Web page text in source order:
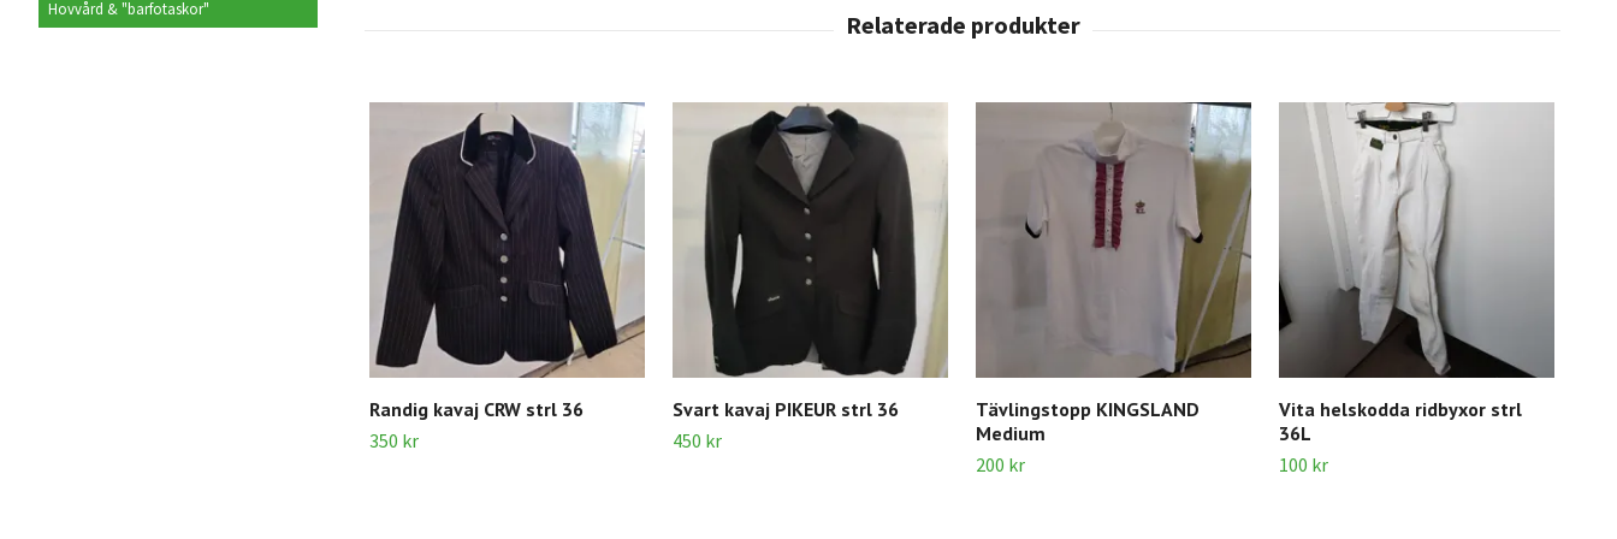
Hovvård & "barfotaskor"
Randig kavaj CRW strl 36
350 kr
Svart kavaj PIKEUR strl 36
450 kr
Tävlingstopp KINGSLAND
Medium
200 kr
Vita helskodda ridbyxor strl
36L
100 kr